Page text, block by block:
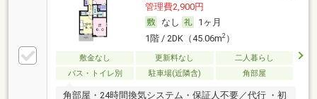
管理費2,900円
なし
1ヶ月
1階 / 2DK（45.06m2）
敷金なし 更新料なし
二人暮らし
バス・トイレ別
駐車場(近隣含) 角部屋
角部屋・24時間換気システム・保証人不要／代行 ・初